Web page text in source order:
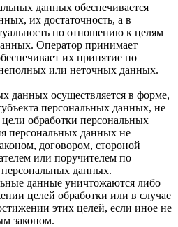
данных обеспечивается
их достаточность, а в
по отношению к целям
Оператор принимает
их принятие по
или неточных данных.
данных осуществляется в форме,
персональных данных, не
обработки персональных
персональных данных не
договором, стороной
или поручителем по
персональных данных.
данные уничтожаются либо
целей обработки или в случае
этих целей, если иное не
законом.